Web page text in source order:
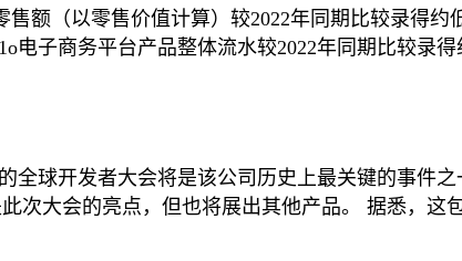
额（以零售价值计算）较2022年同期比较录得
子商务平台产品整体流水较2022年同期比较录得
全球开发者大会将是该公司历史上最关键的事件
次大会的亮点，但也将展出其他产品。 据悉，这